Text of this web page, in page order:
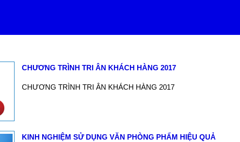
CHƯƠNG TRÌNH TRI ÂN KHÁCH HÀNG 2017
CHƯƠNG TRÌNH TRI ÂN KHÁCH HÀNG 2017
KINH NGHIỆM SỬ DỤNG VĂN PHÒNG PHẨM HIỆU QUẢ